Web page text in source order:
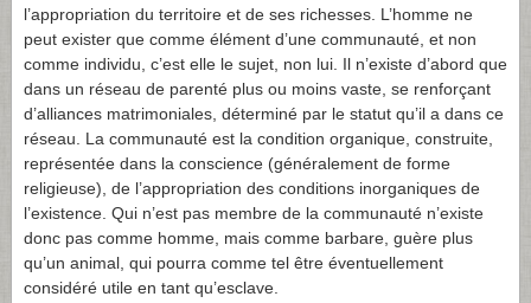
l’appropriation du territoire et de ses richesses. L’homme ne
peut exister que comme élément d’une communauté, et non
comme individu, c’est elle le sujet, non lui. Il n’existe d’abord que
dans un réseau de parenté plus ou moins vaste, se renforçant
d’alliances matrimoniales, déterminé par le statut qu’il a dans ce
réseau. La communauté est la condition organique, construite,
représentée dans la conscience (généralement de forme
religieuse), de l’appropriation des conditions inorganiques de
l’existence. Qui n’est pas membre de la communauté n’existe
donc pas comme homme, mais comme barbare, guère plus
qu’un animal, qui pourra comme tel être éventuellement
considéré utile en tant qu’esclave.